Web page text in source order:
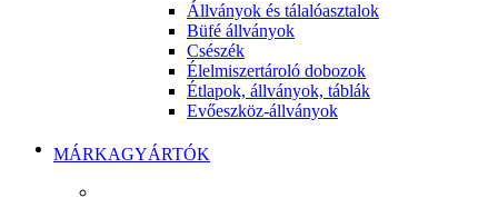
Állványok és tálalóasztalok
Büfé állványok
Csészék
Élelmiszertároló dobozok
Étlapok, állványok, táblák
Evőeszköz-állványok
MÁRKAGYÁRTÓK